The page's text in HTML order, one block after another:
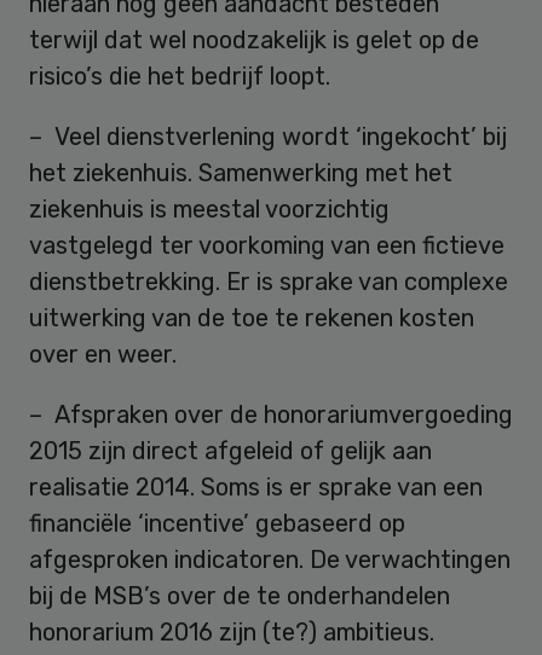
terwijl dat wel noodzakelijk is gelet op de
risico’s die het bedrijf loopt.
– Veel dienstverlening wordt ‘ingekocht’ bij
het ziekenhuis. Samenwerking met het
ziekenhuis is meestal voorzichtig
vastgelegd ter voorkoming van een fictieve
dienstbetrekking. Er is sprake van complexe
uitwerking van de toe te rekenen kosten
over en weer.
– Afspraken over de honorariumvergoeding
2015 zijn direct afgeleid of gelijk aan
realisatie 2014. Soms is er sprake van een
financiële ‘incentive’ gebaseerd op
afgesproken indicatoren. De verwachtingen
bij de MSB’s over de te onderhandelen
honorarium 2016 zijn (te?) ambitieus.